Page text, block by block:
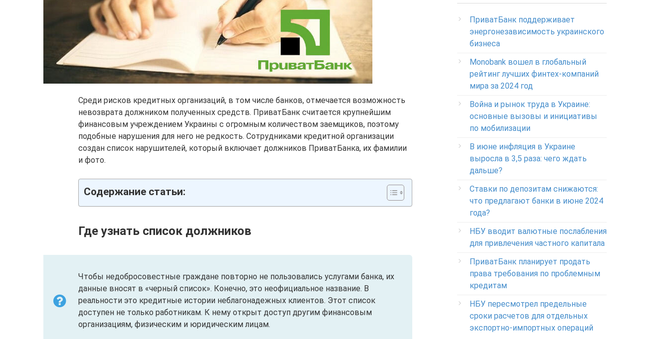
Среди рисков кредитных организаций, в том числе банков, отмечается возможность
невозврата должником полученных средств. ПриватБанк считается крупнейшим
финансовым учреждением Украины с огромным количеством заемщиков, поэтому
подобные нарушения для него не редкость. Сотрудниками кредитной организации
создан список нарушителей, который включает должников ПриватБанка, их фамилии
и фото.
Содержание статьи:
Где узнать список должников
Чтобы недобросовестные граждане повторно не пользовались услугами банка, их
данные вносят в «черный список». Конечно, это неофициальное название. В
реальности это кредитные истории неблагонадежных клиентов. Этот список
доступен не только работникам. К нему открыт доступ другим финансовым
организациям, физическим и юридическим лицам.
Телефон для звонков из-за рубежа
+38-056-716-11-31
корпоративных клиентов ПриватБанка
Колл центр: 3700
Круглосуточный телефон поддержки
VIP­-клиентов ПриватБанка
+38-056-716-12-12
+38-073-900-00-02
Круглосуточный телефон поддержки
владельцев карт класса GOLD
0-800-504-707
Круглосуточный телефон поддержки
обслуживания POS-­терминалов
0-800-500-030
Изменение ПИН-кода карты
0-800-500-804
ПриватБанк поддерживает
энергонезависимость украинского
бизнеса
Monobank вошел в глобальный
рейтинг лучших финтех-компаний
мира за 2024 год
Война и рынок труда в Украине:
основные вызовы и инициативы
по мобилизации
В июне инфляция в Украине
выросла в 3,5 раза: чего ждать
дальше?
Ставки по депозитам снижаются:
что предлагают банки в июне 2024
года?
НБУ вводит валютные послабления
для привлечения частного капитала
ПриватБанк планирует продать
права требования по проблемным
кредитам
НБУ пересмотрел предельные
сроки расчетов для отдельных
экспортно-импортных операций